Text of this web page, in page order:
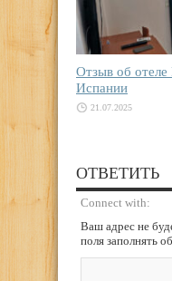
Отзыв об отеле
Испании
21.07.2025
ОТВЕТИТЬ
Connect with:
Ваш адрес не
поля заполнять